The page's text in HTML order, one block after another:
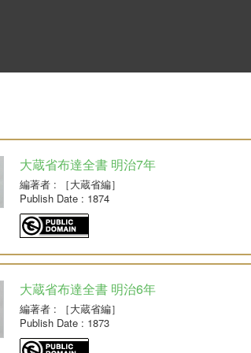
大蔵省布達全書 明治7年
編著者: ［大蔵省編］
Publish Date: 1874
大蔵省布達全書 明治6年
編著者: ［大蔵省編］
Publish Date: 1873